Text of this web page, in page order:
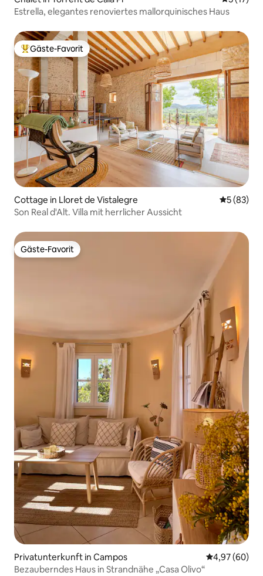
Estrella, elegantes renoviertes mallorquinisches Haus
Beliebter Gäste-Favorit.
Gäste-Favorit
Cottage in Lloret de Vistalegre
5 (83)
Son Real d'Alt. Villa mit herrlicher Aussicht
Gäste-Favorit
Gäste-Favorit
Privatunterkunft in Campos
4,97 (60)
Bezauberndes Haus in Strandnähe „Casa Olivo“